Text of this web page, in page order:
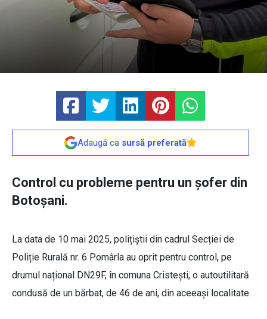
Adaugă ca sursă preferată
Control cu probleme pentru un șofer din
Botoșani.
La data de 10 mai 2025, polițiștii din cadrul Secției de
Poliție Rurală nr. 6 Pomârla au oprit pentru control, pe
drumul național DN29F, în comuna Cristești, o autoutilitară
condusă de un bărbat, de 46 de ani, din aceeași localitate.